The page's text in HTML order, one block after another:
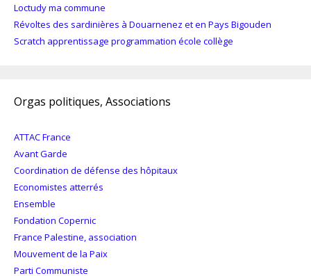
Loctudy ma commune
Révoltes des sardinières à Douarnenez et en Pays Bigouden
Scratch apprentissage programmation école collège
Orgas politiques, Associations
ATTAC France
Avant Garde
Coordination de défense des hôpitaux
Economistes atterrés
Ensemble
Fondation Copernic
France Palestine, association
Mouvement de la Paix
Parti Communiste